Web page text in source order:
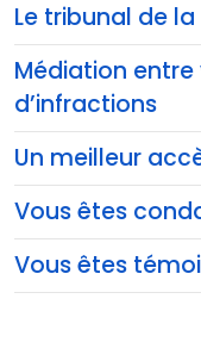
Le tribunal de
Médiation
d’infractions
Un meilleur
Vous êtes
Vous êtes